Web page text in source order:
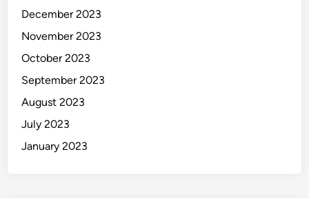
December 2023
November 2023
October 2023
September 2023
August 2023
July 2023
January 2023